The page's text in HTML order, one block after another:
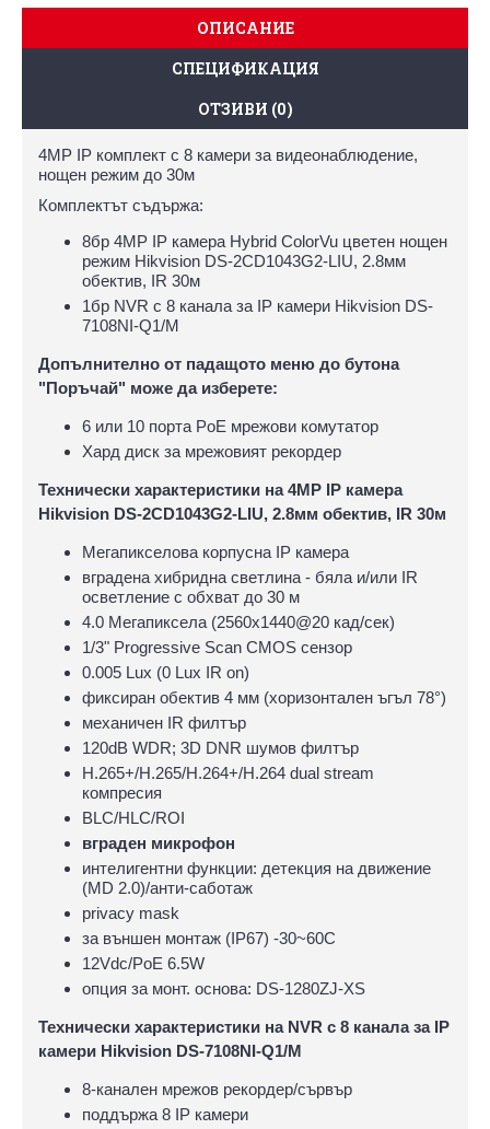
ОПИСАНИЕ
СПЕЦИФИКАЦИЯ
ОТЗИВИ (0)
4MP IP комплект с 8 камери за видеонаблюдение,
нощен режим до 30м
Комплектът съдържа:
8бр 4MP IP камера Hybrid ColorVu цветен нощен
режим Hikvision DS-2CD1043G2-LIU, 2.8мм
обектив, IR 30м
1бр NVR с 8 канала за IP камери Hikvision DS-
7108NI-Q1/M
Допълнително от падащото меню до бутона
"Поръчай" може да изберете:
6 или 10 порта PoE мрежови комутатор
Хард диск за мрежовият рекордер
Технически характеристики на 4MP IP камера
Hikvision DS-2CD1043G2-LIU, 2.8мм обектив, IR 30м
Мегапикселова корпусна IP камера
вградена хибридна светлина - бяла и/или IR
осветление с обхват до 30 м
4.0 Мегапиксела (2560x1440@20 кад/сек)
1/3" Progressive Scan CMOS сензор
0.005 Lux (0 Lux IR on)
фиксиран обектив 4 мм (хоризонтален ъгъл 78°)
механичен IR филтър
120dB WDR; 3D DNR шумов филтър
H.265+/H.265/H.264+/H.264 dual stream
компресия
BLC/HLC/ROI
вграден микрофон
интелигентни функции: детекция на движение
(MD 2.0)/анти-саботаж
privacy mask
за външен монтаж (IP67) -30~60C
12Vdc/PoE 6.5W
опция за монт. основа: DS-1280ZJ-XS
Технически характеристики на NVR с 8 канала за IP
камери Hikvision DS-7108NI-Q1/M
8-канален мрежов рекордер/сървър
поддържа 8 IP камери